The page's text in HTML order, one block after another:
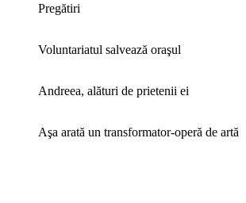
Pregătiri
Voluntariatul salvează oraşul
Andreea, alături de prietenii ei
Aşa arată un transformator-operă de artă